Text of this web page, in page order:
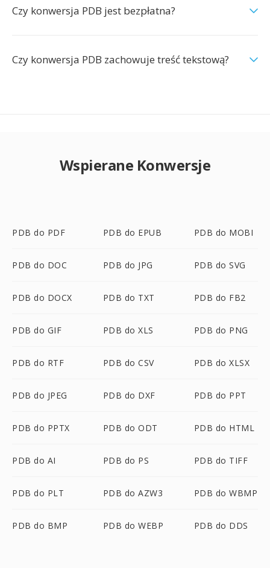
Czy konwersja PDB jest bezpłatna?
Czy konwersja PDB zachowuje treść tekstową?
Wspierane Konwersje
PDB do PDF PDB do EPUB PDB do MOBI
PDB do DOC PDB do JPG PDB do SVG
PDB do DOCX PDB do TXT PDB do FB2
PDB do GIF PDB do XLS PDB do PNG
PDB do RTF PDB do CSV PDB do XLSX
PDB do JPEG PDB do DXF PDB do PPT
PDB do PPTX PDB do ODT PDB do HTML
PDB do AI PDB do PS PDB do TIFF
PDB do PLT PDB do AZW3 PDB do WBMP
PDB do BMP PDB do WEBP PDB do DDS